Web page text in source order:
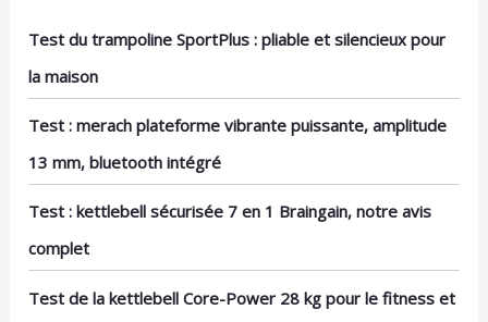
demanderont où vous l’avez acheté. 🛡️ 100%
GARANTIE SATISFACTION. Votre planche Pilatella
vous allez adorer votre nouvelle pratique plus
fluide, plus confortable et plus élégante.
Test du trampoline SportPlus : pliable et silencieux pour
la maison
Test : merach plateforme vibrante puissante, amplitude
13 mm, bluetooth intégré
Test : kettlebell sécurisée 7 en 1 Braingain, notre avis
complet
Test de la kettlebell Core-Power 28 kg pour le fitness et